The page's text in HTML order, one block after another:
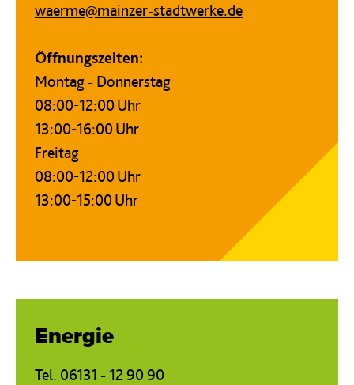
waerme@mainzer-stadtwerke.de
Öffnungszeiten:
Montag - Donnerstag
08:00-12:00 Uhr
13:00-16:00 Uhr
Freitag
08:00-12:00 Uhr
13:00-15:00 Uhr
Energie
Tel. 06131 - 12 90 90